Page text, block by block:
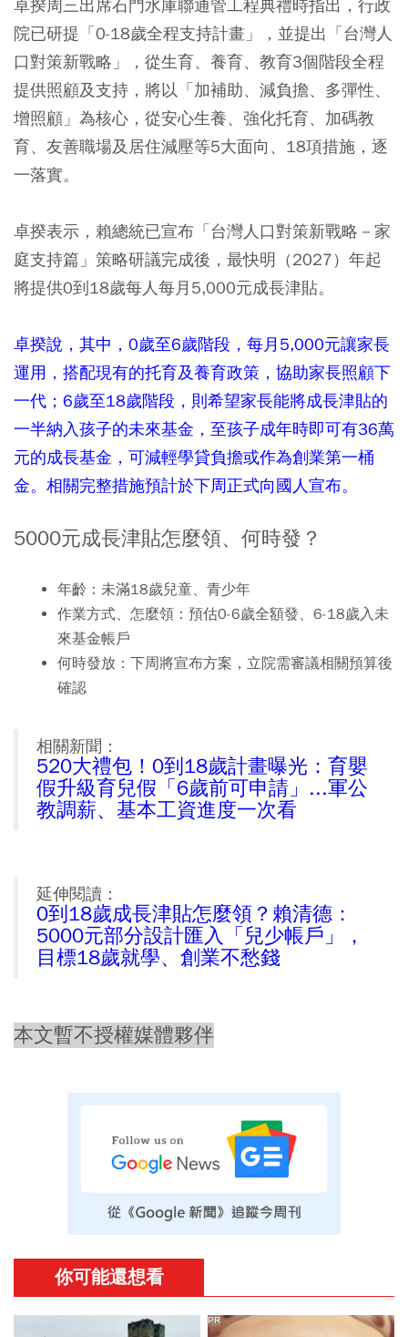
卓揆周三出席石門水庫聯通管工程典禮時指出，行政
院已研提「0-18歲全程支持計畫」，並提出「台灣人
口對策新戰略」，從生育、養育、教育3個階段全程
提供照顧及支持，將以「加補助、減負擔、多彈性、
增照顧」為核心，從安心生養、強化托育、加碼教
育、友善職場及居住減壓等5大面向、18項措施，逐
一落實。
卓揆表示，賴總統已宣布「台灣人口對策新戰略－家
庭支持篇」策略研議完成後，最快明（2027）年起
將提供0到18歲每人每月5,000元成長津貼。
卓揆說，其中，0歲至6歲階段，每月5,000元讓家長
運用，搭配現有的托育及養育政策，協助家長照顧下
一代；6歲至18歲階段，則希望家長能將成長津貼的
一半納入孩子的未來基金，至孩子成年時即可有36萬
元的成長基金，可減輕學貸負擔或作為創業第一桶
金。相關完整措施預計於下周正式向國人宣布。
5000元成長津貼怎麼領、何時發？
年齡：未滿18歲兒童、青少年
作業方式、怎麼領：預估0-6歲全額發、6-18歲入未
來基金帳戶
何時發放：下周將宣布方案，立院需審議相關預算後
確認
相關新聞：
520大禮包！0到18歲計畫曝光：育嬰
假升級育兒假「6歲前可申請」...軍公
教調薪、基本工資進度一次看
延伸閱讀：
0到18歲成長津貼怎麼領？賴清德：
5000元部分設計匯入「兒少帳戶」，
目標18歲就學、創業不愁錢
本文暫不授權媒體夥伴